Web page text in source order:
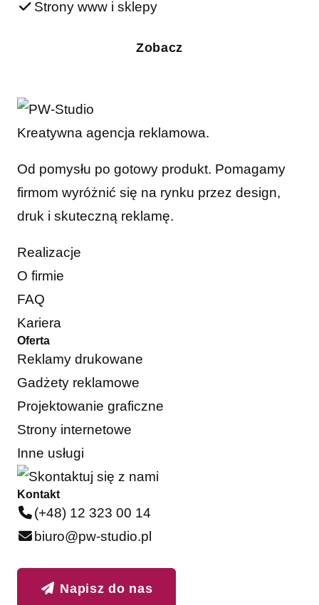
Strony www i sklepy
Zobacz
Kreatywna agencja reklamowa.
Od pomysłu po gotowy produkt. Pomagamy
firmom wyróżnić się na rynku przez design,
druk i skuteczną reklamę.
Realizacje
O firmie
FAQ
Kariera
Oferta
Reklamy drukowane
Gadżety reklamowe
Projektowanie graficzne
Strony internetowe
Inne usługi
Kontakt
(+48) 12 323 00 14
biuro@pw-studio.pl
Napisz do nas